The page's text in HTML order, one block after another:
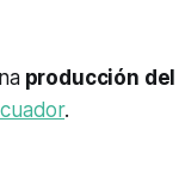
producción del
.